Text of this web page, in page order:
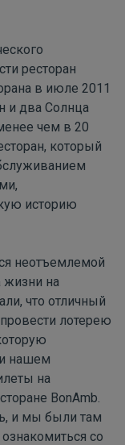
ресторан
в июле 2011
и два Солнца
чем в 20
который
историю
неотъемлемой
жизни на
что отличный
лотерею
нашем
на
BonAmb.
и мы были там
со